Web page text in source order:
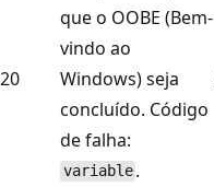
20
que o OOBE (Bem-
vindo ao
Windows) seja
concluído. Código
de falha:
variable .